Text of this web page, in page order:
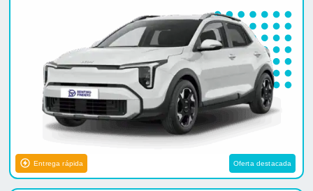
Entrega rápida Oferta destacada